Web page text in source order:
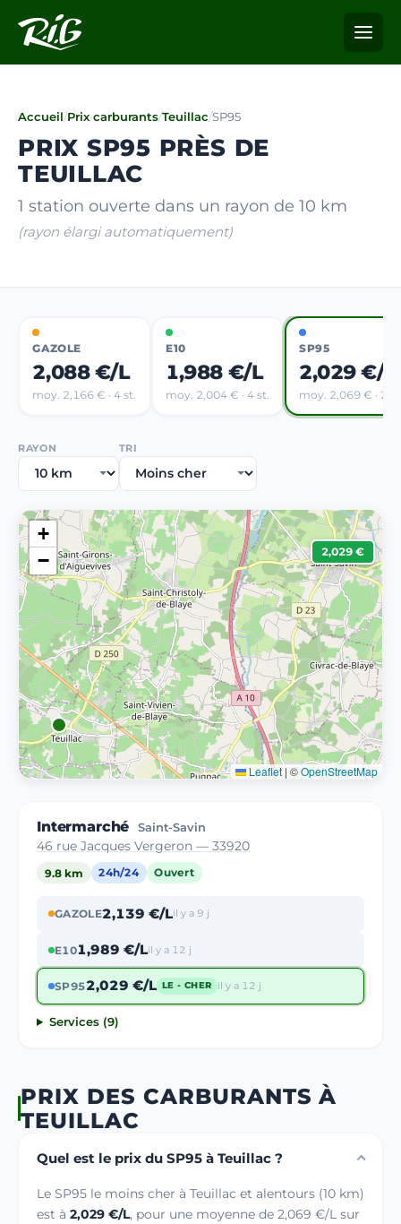
Accueil/Prix carburants/Teuillac/SP95
PRIX SP95 PRÈS DE
TEUILLAC
1 station ouverte dans un rayon de 10 km
(rayon élargi automatiquement)
GAZOLE
2,088 €/L
moy. 2,166 € · 4 st.
E10
1,988 €/L
moy. 2,004 € · 4 st.
SP95
2,029 €/L
moy. 2,069 € · 2
RAYON TRI
2,029 €
+
−
Leaflet | ©OpenStreetMap
Intermarché Saint-Savin
46 rue Jacques Vergeron — 33920
9.8 km 24h/24 Ouvert
GAZOLE2,139 €/Lil y a 9 j
E101,989 €/Lil y a 12 j
SP952,029 €/L LE - CHER il y a 12 j
Services (9)
PRIX DES CARBURANTS À
TEUILLAC
Quel est le prix du SP95 à Teuillac ?
Le SP95 le moins cher à Teuillac et alentours (10 km)
est à 2,029 €/L, pour une moyenne de 2,069 €/L sur